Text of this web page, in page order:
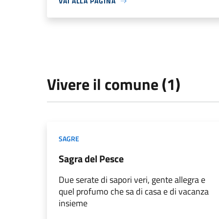
Vivere il comune (1)
SAGRE
Sagra del Pesce
Due serate di sapori veri, gente allegra e
quel profumo che sa di casa e di vacanza
insieme